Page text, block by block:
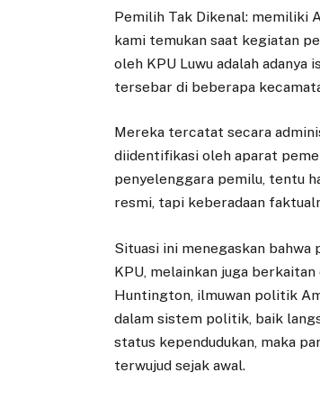
Pemilih Tak Dikenal: memiliki
kami temukan saat kegiatan
oleh KPU Luwu adalah adanya
tersebar di beberapa
Mereka tercatat secara
diidentifikasi oleh aparat
penyelenggara pemilu, tentu
resmi, tapi keberadaan
Situasi ini menegaskan
KPU, melainkan juga
Huntington, ilmuwan politik
dalam sistem politik, baik
status kependudukan, maka
terwujud sejak awal.